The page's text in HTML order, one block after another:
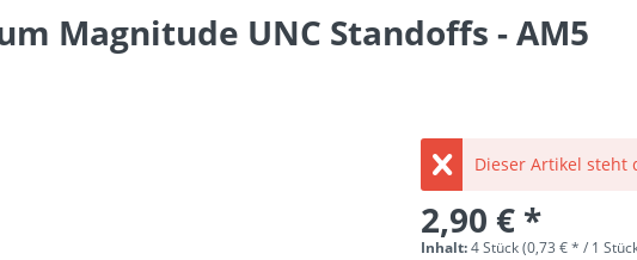
Magnitude UNC Standoffs - AM5
Dieser Artikel steht
2,90 € *
Inhalt:4 Stück (0,73 € * / 1